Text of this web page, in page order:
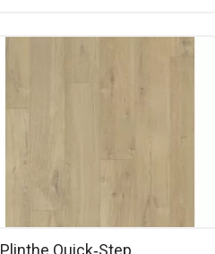
Plinthe Quick‑Step